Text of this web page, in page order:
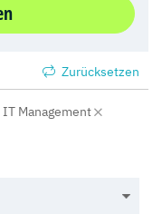
Zurücksetzen
IT Management